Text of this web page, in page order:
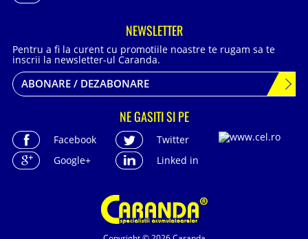
NEWSLETTER
Pentru a fi la curent cu promotiile noastre te rugam sa te
inscrii la newsletter-ul Caranda.
ABONARE / DEZABONARE
NE GASITI SI PE
Facebook
Twitter
Google+
Linked in